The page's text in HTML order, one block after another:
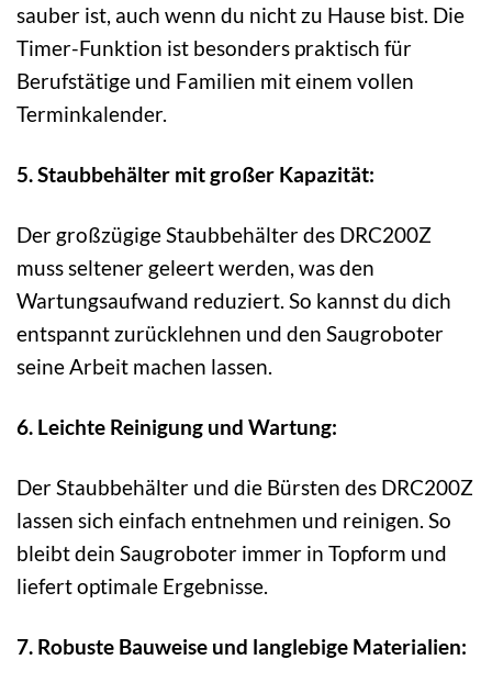
sauber ist, auch wenn du nicht zu Hause bist. Die
Timer-Funktion ist besonders praktisch für
Berufstätige und Familien mit einem vollen
Terminkalender.
5. Staubbehälter mit großer Kapazität:
Der großzügige Staubbehälter des DRC200Z
muss seltener geleert werden, was den
Wartungsaufwand reduziert. So kannst du dich
entspannt zurücklehnen und den Saugroboter
seine Arbeit machen lassen.
6. Leichte Reinigung und Wartung:
Der Staubbehälter und die Bürsten des DRC200Z
lassen sich einfach entnehmen und reinigen. So
bleibt dein Saugroboter immer in Topform und
liefert optimale Ergebnisse.
7. Robuste Bauweise und langlebige Materialien: